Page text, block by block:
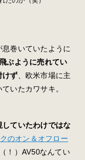
巻いていたように
ぶように売れてい
けず、欧米市場に主
ていたカワサキ。
していたわけではな
のオン＆オフロー
！）AV50なんてい